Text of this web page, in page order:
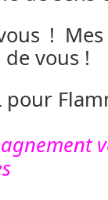
!
vous !
pour